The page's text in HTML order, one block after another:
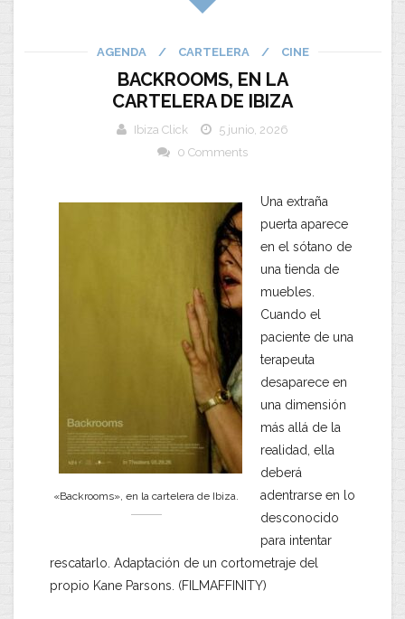
AGENDA / CARTELERA / CINE
BACKROOMS, EN LA
CARTELERA DE IBIZA
Ibiza Click
5 junio, 2026
0 Comments
«Backrooms», en la cartelera de Ibiza.
Una extraña
puerta aparece
en el sótano de
una tienda de
muebles.
Cuando el
paciente de una
terapeuta
desaparece en
una dimensión
más allá de la
realidad, ella
deberá
adentrarse en lo
desconocido
para intentar
rescatarlo. Adaptación de un cortometraje del
propio Kane Parsons. (FILMAFFINITY)